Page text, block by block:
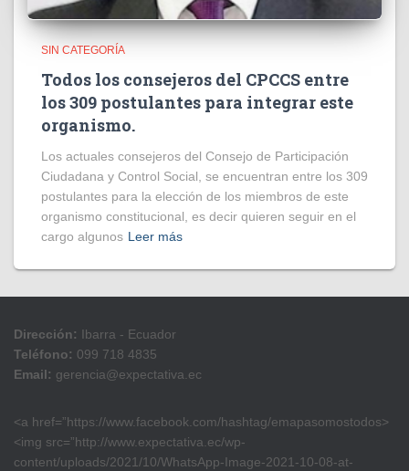
SIN CATEGORÍA
Todos los consejeros del CPCCS entre
los 309 postulantes para integrar este
organismo.
Los actuales consejeros del Consejo de Participación
Ciudadana y Control Social, se encuentran entre los 309
postulantes para la elección de los miembros de este
organismo constitucional, es decir quieren seguir en el
cargo algunos Leer más
Dirección: Ibarra - Ecuador
Teléfono: 099 718 4835
Email: gerencia@expectativa.ec
<a href=”https://www.facebook.com/hashtag/emapasomostodos>
<img src=”http://www.expectativa.ec/wp-
content/uploads/2021/10/WhatsApp-Image-2021-10-08-at-